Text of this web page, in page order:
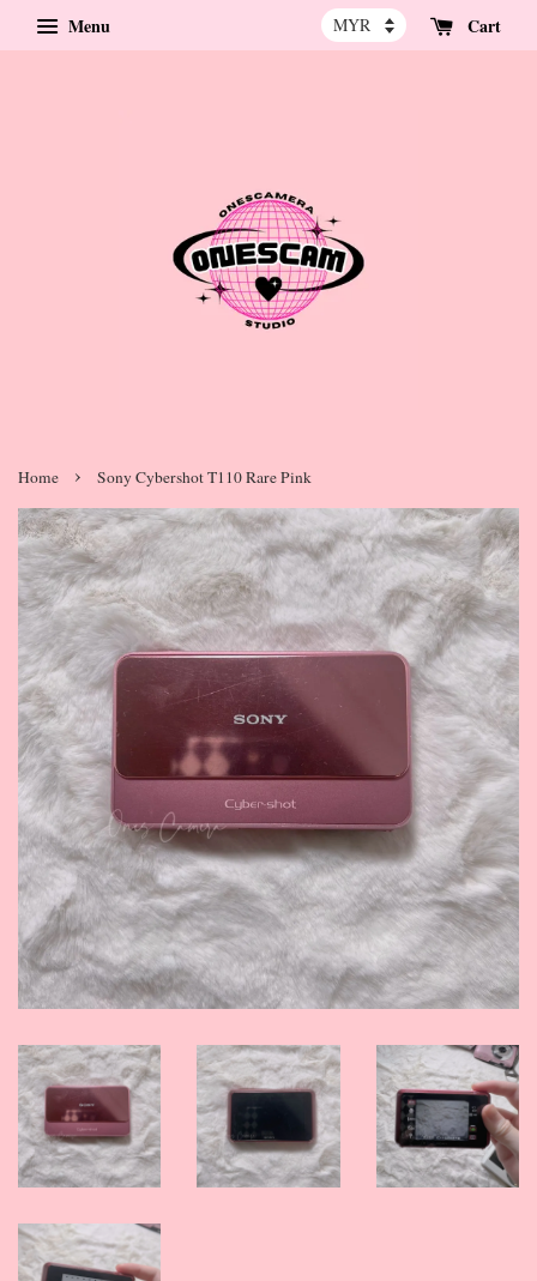
Menu Cart
Home › Sony Cybershot T110 Rare Pink